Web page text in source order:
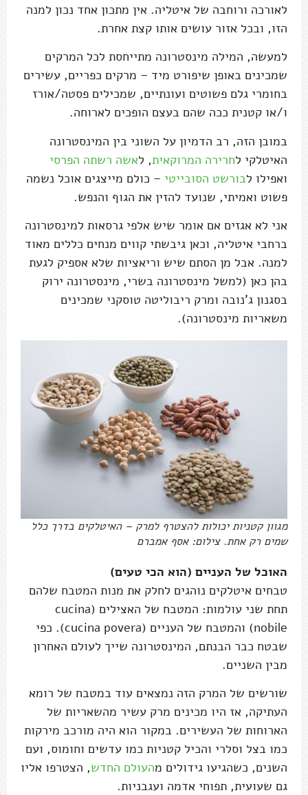
לאורכה ורוחבה של איטליה. אין מתכון אחד נכון למנה
הזו, ובכל אזור עושים אותו קצת אחרת.
למעשה, המילה מינסטרונה מתייחסת לכל המרקים
שמכינים באופן שיפורט מיד – מרקים כפריים, עשירים
בחומרי גלם פשוטים ועונתיים, שמכילים פסטה/אורז
ו/או קטנית ככה שהם בעצם הופכים לארוחה.
במובן הזה, רב הדמיון על השוני בין המינסטרונה
האיטלקי לחרירה המרוקאית, לאשה רשתה הפרסי
ואפילו לבורשט הסובייטי – כולם מייצגים אוכל נשמה
פשוט ואמיתי, שנועד להזין את הגוף והנפש.
אני לא אגזים אם אומר שיש אלפי גרסאות למינסטרונה
ברחבי איטליה, וכאן גיבשתי קווים מנחים כללים מאוד
למנה. אבל מן הסתם שיש וריאציות שלא אספיק לגעת
בהן כאן (למשל מינסטרונה בשרי, מינסטרונה ירוק
בסגנון ג'נובה ומרק ריבוליטה טוסקני שמכינים
משאריות מינסטרונה).
מגוון קטניות יכולות להצטרף למרק – האיטלקים בדרך כלל
שמים רק אחת. צילום: אסף אמברם
האוכל של העניים (הוא הכי טעים)
טבחים איטלקים נוהגים לחלק את מנות המטבח שלהם
תחת שני עולמות: המטבח של האצילים (cucina
nobile) והמטבח של העניים (cucina povera). כפי
שבטח כבר הבנתם, המינסטרונה שייך לעולם האחרון
מבין השניים.
שורשים של המרק הזה נמצאים עוד במטבח של רומא
העתיקה, אז היו מכינים מרק עשיר מהשאריות של
הארוחות של העשירים. במקור הוא היה מורכב מירקות
כמו בצל וסלרי והכיל קטניות כמו עדשים וחומוס, ועם
השנים, כשהגיעו גידולים מהעולם החדש, הצטרפו אליו
גם שעועית, תפוחי אדמה ועגבניות.